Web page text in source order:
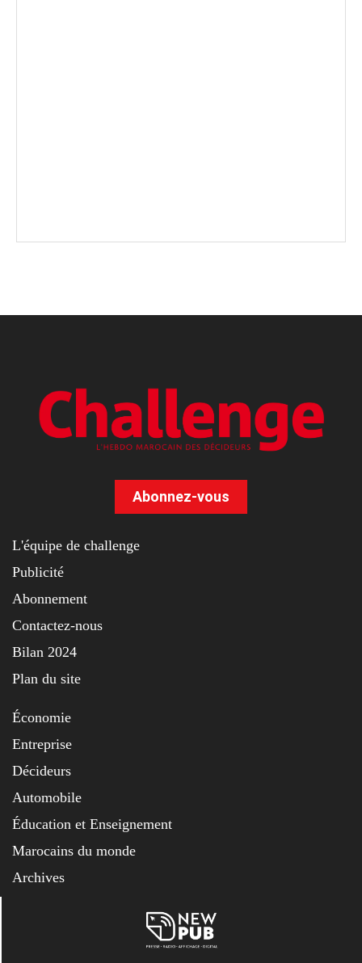
Abonnez-vous
L'équipe de challenge
Publicité
Abonnement
Contactez-nous
Bilan 2024
Plan du site
Économie
Entreprise
Décideurs
Automobile
Éducation et Enseignement
Marocains du monde
Archives